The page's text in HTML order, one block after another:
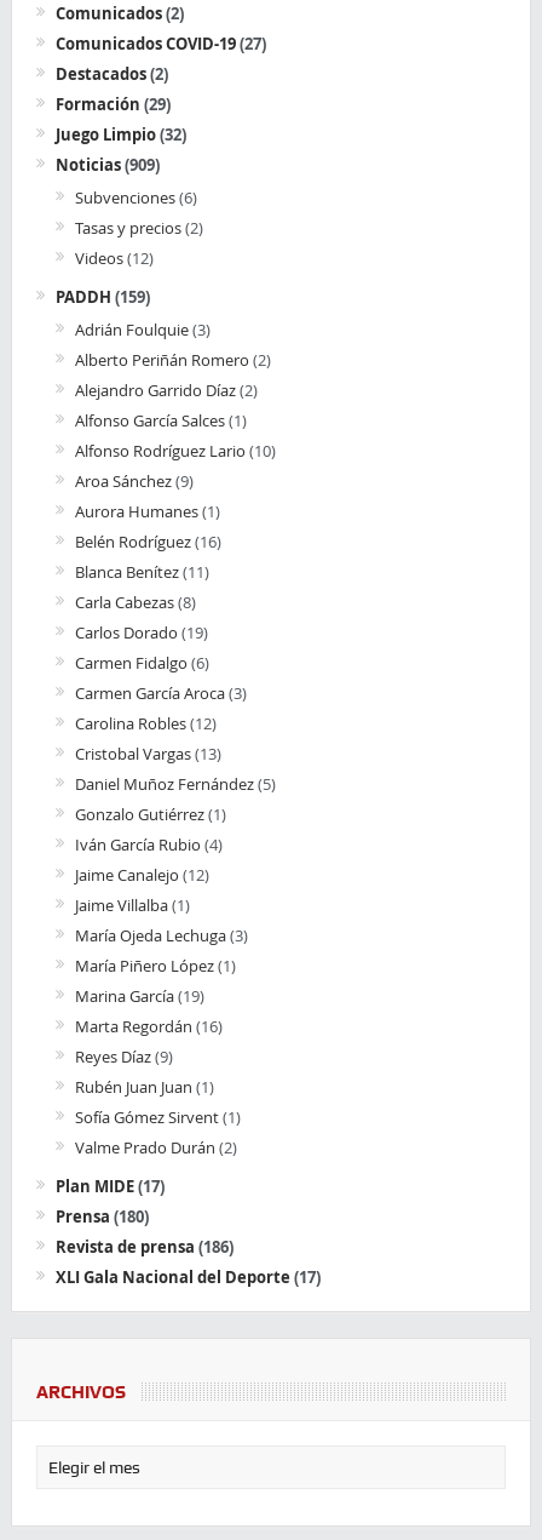
Comunicados(2)
Comunicados COVID-19(27)
Destacados(2)
Formación (29)
Juego Limpio(32)
Noticias(909)
Subvenciones(6)
Tasas y precios(2)
Videos(12)
PADDH (159)
Adrián Foulquie(3)
Alberto Periñán Romero (2)
Alejandro Garrido Díaz(2)
Alfonso García Salces(1)
Alfonso Rodríguez Lario (10)
Aroa Sánchez(9)
Aurora Humanes(1)
Belén Rodríguez(16)
Blanca Benítez(11)
Carla Cabezas(8)
Carlos Dorado (19)
Carmen Fidalgo (6)
Carmen García Aroca(3)
Carolina Robles(12)
Cristobal Vargas(13)
Daniel Muñoz Fernández(5)
Gonzalo Gutiérrez(1)
Iván García Rubio (4)
Jaime Canalejo (12)
Jaime Villalba(1)
María Ojeda Lechuga(3)
María Piñero López(1)
Marina García(19)
Marta Regordán (16)
Reyes Díaz(9)
Rubén Juan Juan (1)
Sofía Gómez Sirvent(1)
Valme Prado Durán (2)
Plan MIDE(17)
Prensa (180)
Revista de prensa (186)
XLI Gala Nacional del Deporte (17)
ARCHIVOS